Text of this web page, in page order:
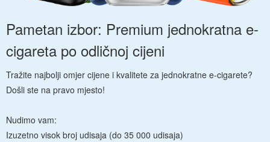
Pametan izbor: Premium jednokratna e-
cigareta po odličnoj cijeni
Tražite najbolji omjer cijene i kvalitete za jednokratne e-cigarete?
Došli ste na pravo mjesto!
Nudimo vam:
Izuzetno visok broj udisaja (do 35 000 udisaja)